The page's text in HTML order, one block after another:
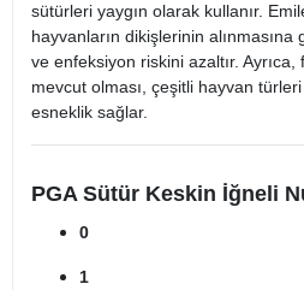
sütürleri yaygın olarak kullanır.
hayvanların dikişlerinin
ve enfeksiyon riskini azaltır. Ayrıca,
mevcut olması, çeşitli hayvan
esneklik sağlar.
PGA Sütür Keskin İğneli
0
1